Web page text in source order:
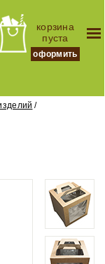
корзина
пуста
оформить